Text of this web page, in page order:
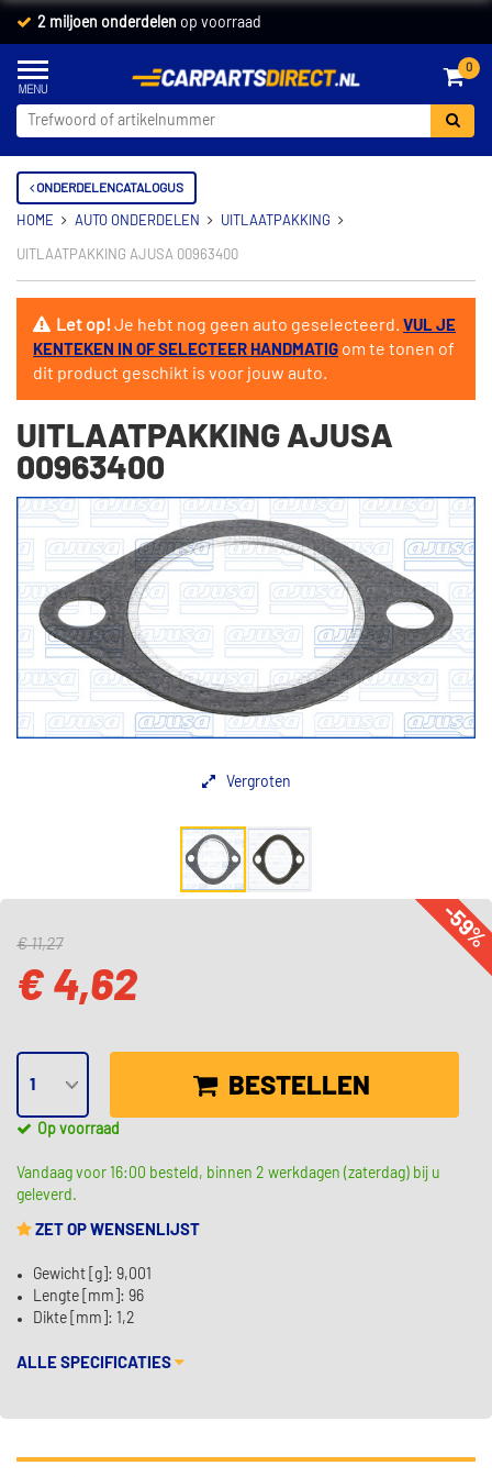
2 miljoen onderdelen op voorraad
0
ONDERDELENCATALOGUS
HOME AUTO ONDERDELEN UITLAATPAKKING
UITLAATPAKKING AJUSA 00963400
Let op!Je hebt nog geen auto geselecteerd. VUL JE
KENTEKEN IN OF SELECTEER HANDMATIG om te tonen of
dit product geschikt is voor jouw auto.
UITLAATPAKKING AJUSA
00963400
Vergroten
-
€ 11,27
€ 4,62
BESTELLEN
Op voorraad
Vandaag voor 16:00 besteld, binnen 2 werkdagen (zaterdag) bij u
geleverd.
ZET OP WENSENLIJST
Gewicht [g]: 9,001
Lengte [mm]: 96
Dikte [mm]: 1,2
ALLE SPECIFICATIES